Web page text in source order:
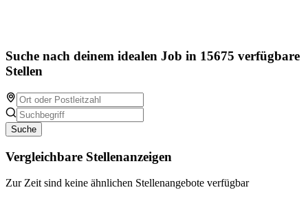
Suche nach deinem idealen Job in 15675 verfügbare
Stellen
Suche
Vergleichbare Stellenanzeigen
Zur Zeit sind keine ähnlichen Stellenangebote verfügbar